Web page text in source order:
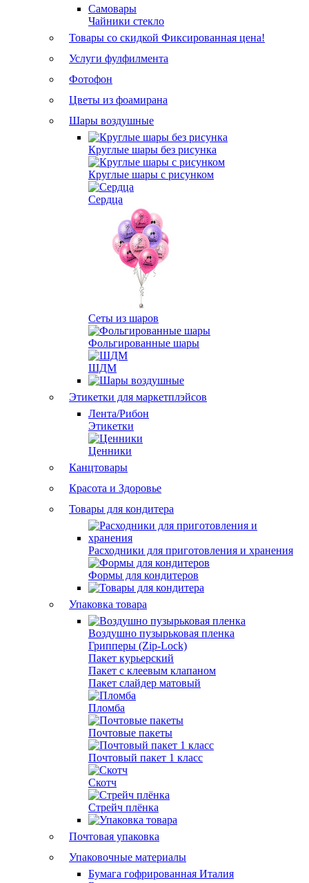
Самовары
Чайники стекло
Товары со скидкой Фиксированная цена!
Услуги фулфилмента
Фотофон
Цветы из фоамирана
Шары воздушные
Круглые шары без рисунка
Круглые шары с рисунком
Сердца
Сеты из шаров
Фольгированные шары
ШДМ
Этикетки для маркетплэйсов
Лента/Рибон
Этикетки
Ценники
Канцтовары
Красота и Здоровье
Товары для кондитера
Расходники для приготовления и хранения
Формы для кондитеров
Упаковка товара
Воздушно пузырьковая пленка
Грипперы (Zip-Lock)
Пакет курьерский
Пакет с клеевым клапаном
Пакет слайдер матовый
Пломба
Почтовые пакеты
Почтовый пакет 1 класс
Скотч
Стрейч плёнка
Почтовая упаковка
Упаковочные материалы
Бумага гофрированная Италия